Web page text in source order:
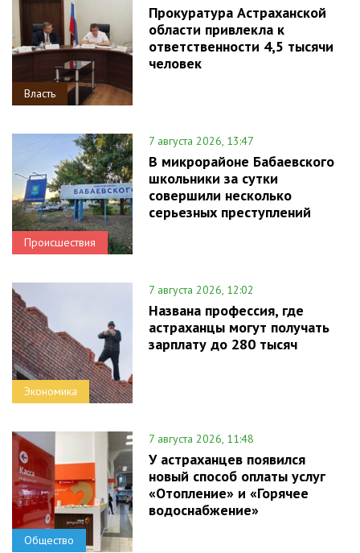
Власть
Прокуратура Астраханской
области привлекла к
ответственности 4,5 тысячи
человек
Происшествия
7 августа 2026, 13:47
В микрорайоне Бабаевского
школьники за сутки
совершили несколько
серьезных преступлений
Экономика
7 августа 2026, 12:02
Названа профессия, где
астраханцы могут получать
зарплату до 280 тысяч
Общество
7 августа 2026, 11:48
У астраханцев появился
новый способ оплаты услуг
«Отопление» и «Горячее
водоснабжение»